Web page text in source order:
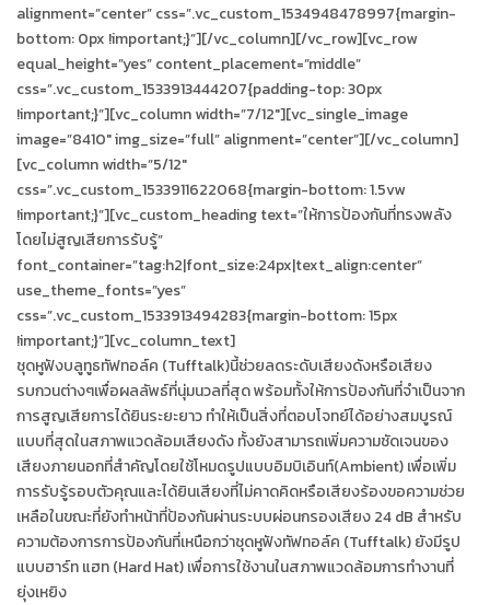
alignment=”center” css=”.vc_custom_1534948478997{margin-
bottom: 0px !important;}”][/vc_column][/vc_row][vc_row
equal_height=”yes” content_placement=”middle”
css=”.vc_custom_1533913444207{padding-top: 30px
!important;}”][vc_column width=”7/12″][vc_single_image
image=”8410″ img_size=”full” alignment=”center”][/vc_column]
[vc_column width=”5/12″
css=”.vc_custom_1533911622068{margin-bottom: 1.5vw
!important;}”][vc_custom_heading text=”ให้การป้องกันที่ทรงพลัง
โดยไม่สูญเสียการรับรู้”
font_container=”tag:h2|font_size:24px|text_align:center”
use_theme_fonts=”yes”
css=”.vc_custom_1533913494283{margin-bottom: 15px
!important;}”][vc_column_text]
ชุดหูฟังบลูทูธทัฟทอล์ค (Tufftalk)นี้ช่วยลดระดับเสียงดังหรือเสียง
รบกวนต่างๆเพื่อผลลัพธ์ที่นุ่มนวลที่สุด พร้อมทั้งให้การป้องกันที่จำเป็นจาก
การสูญเสียการได้ยินระยะยาว ทำให้เป็นสิ่งที่ตอบโจทย์ได้อย่างสมบูรณ์
แบบที่สุดในสภาพแวดล้อมเสียงดัง ทั้งยังสามารถเพิ่มความชัดเจนของ
เสียงภายนอกที่สำคัญโดยใช้โหมดรูปแบบอิมบิเอินท์(Ambient) เพื่อเพิ่ม
การรับรู้รอบตัวคุณและได้ยินเสียงที่ไม่คาดคิดหรือเสียงร้องขอความช่วย
เหลือในขณะที่ยังทำหน้าที่ป้องกันผ่านระบบผ่อนกรองเสียง 24 dB สำหรับ
ความต้องการการป้องกันที่เหนือกว่าชุดหูฟังทัฟทอล์ค (Tufftalk) ยังมีรูป
แบบฮาร์ท แฮท (Hard Hat) เพื่อการใช้งานในสภาพแวดล้อมการทำงานที่
ยุ่งเหยิง